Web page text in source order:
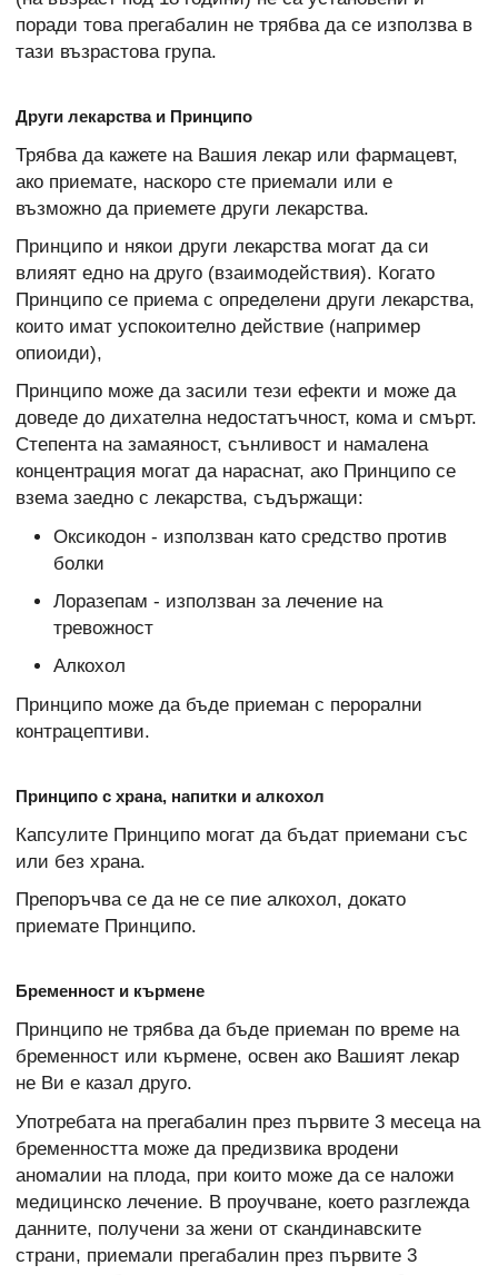
поради това прегабалин не трябва да се използва в
тази възрастова група.
Други лекарства и Принципо
Трябва да кажете на Вашия лекар или фармацевт,
ако приемате, наскоро сте приемали или е
възможно да приемете други лекарства.
Принципо и някои други лекарства могат да си
влияят едно на друго (взаимодействия). Когато
Принципо се приема с определени други лекарства,
които имат успокоително действие (например
опиоиди),
Принципо може да засили тези ефекти и може да
доведе до дихателна недостатъчност, кома и смърт.
Степента на замаяност, сънливост и намалена
концентрация могат да нараснат, ако Принципо се
взема заедно с лекарства, съдържащи:
Оксикодон - използван като средство против
болки
Лоразепам - използван за лечение на
тревожност
Алкохол
Принципо може да бъде приеман с перорални
контрацептиви.
Принципо с храна, напитки и алкохол
Капсулите Принципо могат да бъдат приемани със
или без храна.
Препоръчва се да не се пие алкохол, докато
приемате Принципо.
Бременност и кърмене
Принципо не трябва да бъде приеман по време на
бременност или кърмене, освен ако Вашият лекар
не Ви е казал друго.
Употребата на прегабалин през първите 3 месеца на
бременността може да предизвика вродени
аномалии на плода, при които може да се наложи
медицинско лечение. В проучване, което разглежда
данните, получени за жени от скандинавските
страни, приемали прегабалин през първите 3